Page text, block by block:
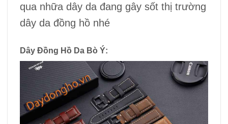
qua nhữa dây da đang gây sốt thị trường
dây da đồng hồ nhé
Dây Đồng Hồ Da Bò Ý: